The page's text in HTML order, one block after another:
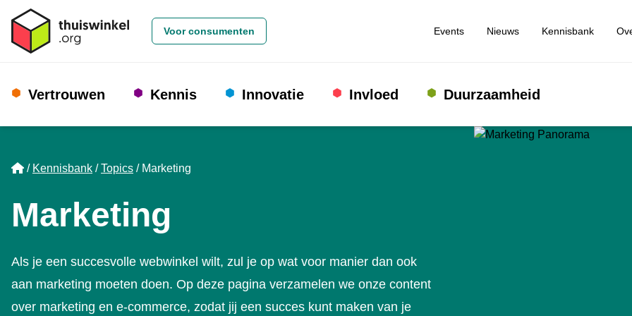
Voor consumenten Events Nieuws Kennisbank
Vertrouwen Kennis Innovatie Invloed Duurzaamheid
Home
Kennisbank Topics Marketing
Marketing
Als je een succesvolle webwinkel wilt, zul je op wat voor manier dan ook
aan marketing moeten doen. Op deze pagina verzamelen we onze content
over marketing en e-commerce, zodat jij een succes kunt maken van je